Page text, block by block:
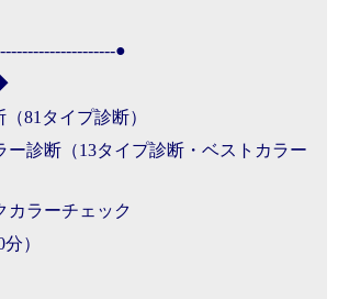
●
81タイプ診断）
ー診断（13タイプ診断・ベストカラー
カラーチェック
）